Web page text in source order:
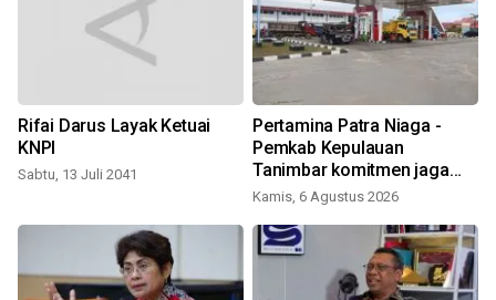
Rifai Darus Layak Ketuai
KNPI
Sabtu, 13 Juli 2041
Pertamina Patra Niaga -
Pemkab Kepulauan
Tanimbar komitmen jaga
keandalan suplai BBM di
Kamis, 6 Agustus 2026